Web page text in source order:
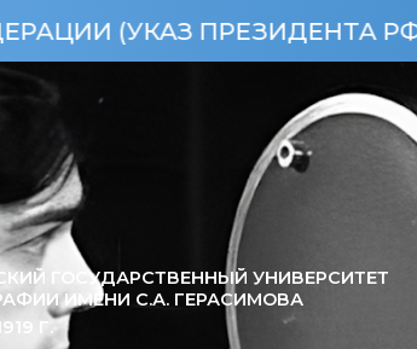
ПРЕЗИДЕНТА РФ ОТ
ГОСУДАРСТВЕННЫЙ УНИВЕРСИТЕТ
ИМЕНИ С.А. ГЕРАСИМОВА
Г.